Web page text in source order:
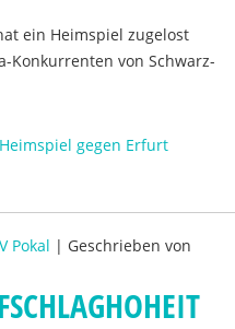
ein Heimspiel zugelost
Konkurrenten von Schwarz-
gegen Erfurt
Pokal | Geschrieben von